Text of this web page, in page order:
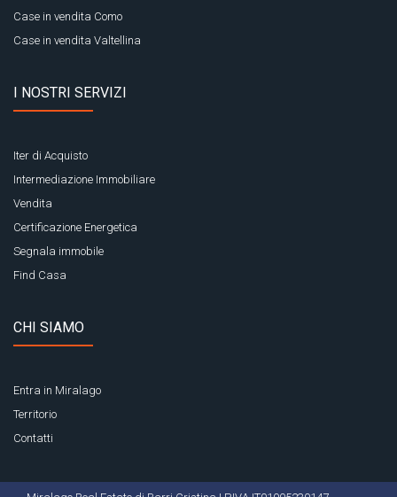
Case in vendita Como
Case in vendita Valtellina
I NOSTRI SERVIZI
Iter di Acquisto
Intermediazione Immobiliare
Vendita
Certificazione Energetica
Segnala immobile
Find Casa
CHI SIAMO
Entra in Miralago
Territorio
Contatti